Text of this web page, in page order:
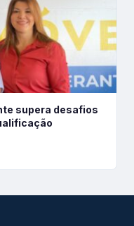
supera desafios